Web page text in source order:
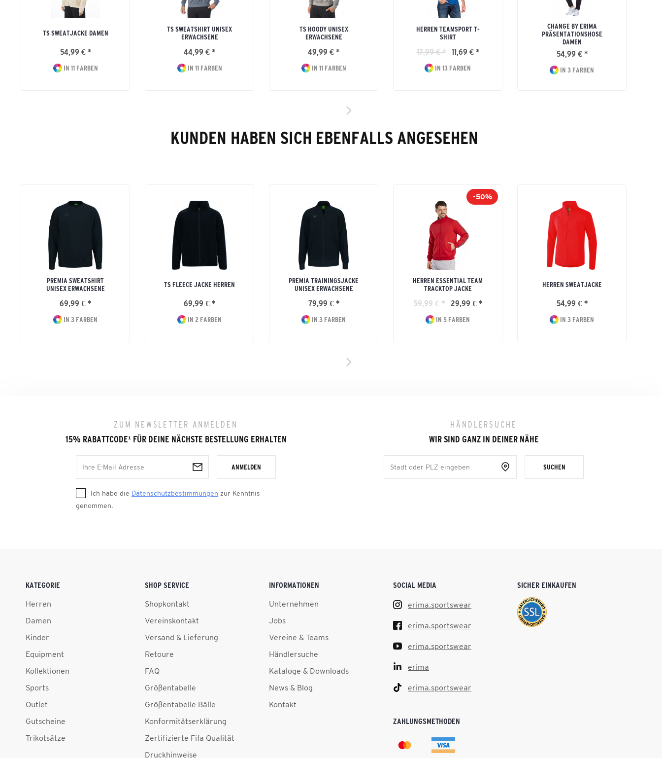
TS SWEATJACKE DAMEN
54,99 € *
IN 11 FARBEN
TS SWEATSHIRT UNISEX
ERWACHSENE
44,99 € *
IN 11 FARBEN
TS HOODY UNISEX
ERWACHSENE
49,99 € *
IN 11 FARBEN
HERREN TEAMSPORT T-
SHIRT
17,99 € * 11,69 € *
IN 13 FARBEN
CHANGE BY ERIMA
PRÄSENTATIONSHOSE
DAMEN
54,99 € *
IN 3 FARBEN
KUNDEN HABEN SICH EBENFALLS ANGESEHEN
PREMIA SWEATSHIRT
UNISEX ERWACHSENE
69,99 € *
IN 3 FARBEN
TS FLEECE JACKE HERREN
69,99 € *
IN 2 FARBEN
PREMIA TRAININGSJACKE
UNISEX ERWACHSENE
79,99 € *
IN 3 FARBEN
-50%
HERREN ESSENTIAL TEAM
TRACKTOP JACKE
59,99 € * 29,99 € *
IN 5 FARBEN
HERREN SWEATJACKE
54,99 € *
IN 3 FARBEN
ZUM NEWSLETTER ANMELDEN
15% RABATTCODE¹FÜR DEINE NÄCHSTE BESTELLUNG ERHALTEN
ANMELDEN
Ich habe die Datenschutzbestimmungen zur Kenntnis
genommen.
HÄNDLERSUCHE
WIR SIND GANZ IN DEINER NÄHE
SUCHEN
KATEGORIE
Herren
Damen
Kinder
Equipment
Kollektionen
Sports
Outlet
Gutscheine
Trikotsätze
SHOP SERVICE
Shopkontakt
Vereinskontakt
Versand & Lieferung
Retoure
FAQ
Größentabelle
Größentabelle Bälle
Konformitätserklärung
Zertifizierte Fifa Qualität
Druckhinweise
INFORMATIONEN
Unternehmen
Jobs
Vereine & Teams
Händlersuche
Kataloge & Downloads
News & Blog
Kontakt
SOCIAL MEDIA
erima.sportswear
erima.sportswear
erima.sportswear
erima
erima.sportswear
ZAHLUNGSMETHODEN
SICHER EINKAUFEN